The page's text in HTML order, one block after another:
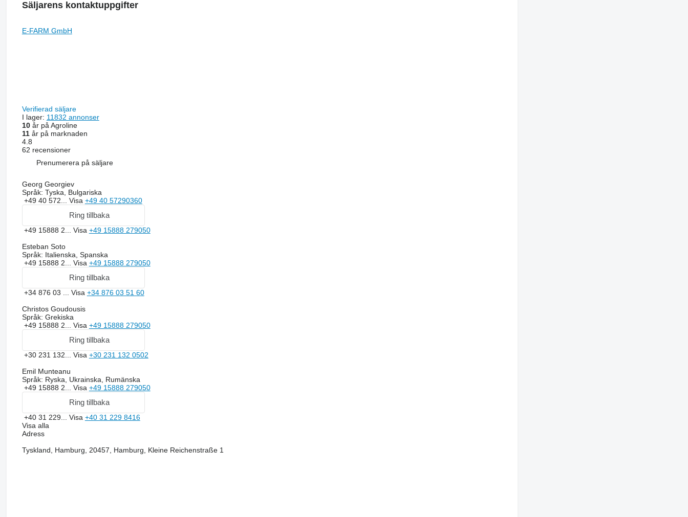
Säljarens kontaktuppgifter
E-FARM GmbH
Verifierad säljare
I lager: 11832 annonser
10år på Agroline
11år på marknaden
4.8
62 recensioner
Prenumerera på säljare
Georg Georgiev
Språk: Tyska, Bulgariska
+49 40 572... Visa +49 40 57290360
Ring tillbaka
+49 15888 2... Visa +49 15888 279050
Esteban Soto
Språk: Italienska, Spanska
+49 15888 2... Visa +49 15888 279050
Ring tillbaka
+34 876 03 ... Visa +34 876 03 51 60
Christos Goudousis
Språk: Grekiska
+49 15888 2... Visa +49 15888 279050
Ring tillbaka
+30 231 132... Visa +30 231 132 0502
Emil Munteanu
Språk: Ryska, Ukrainska, Rumänska
+49 15888 2... Visa +49 15888 279050
Ring tillbaka
+40 31 229... Visa +40 31 229 8416
Visa alla
Adress
Tyskland, Hamburg, 20457, Hamburg, Kleine Reichenstraße 1